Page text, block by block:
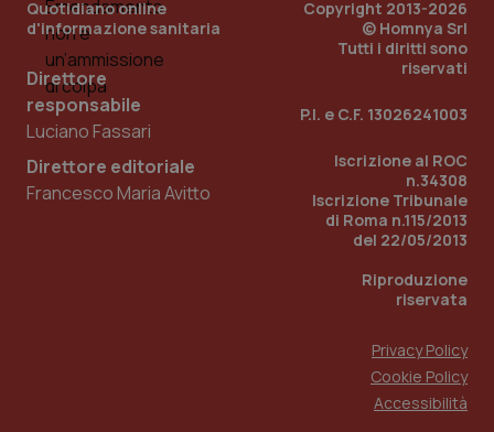
Quotidiano online
d'informazione sanitaria
Direttore
responsabile
Luciano Fassari
Direttore editoriale
Francesco Maria Avitto
Copyright 2013-2026
© Homnya Srl
Tutti i diritti sono
riservati
P.I. e C.F. 13026241003
Iscrizione al ROC
n.34308
Iscrizione Tribunale
di Roma n.115/2013
del 22/05/2013
Riproduzione
riservata
Privacy Policy
Cookie Policy
Accessibilità
www.quotidianosanita.it
1
mese